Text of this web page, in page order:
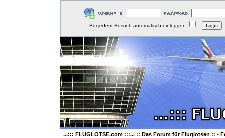
Bei jedem Besuch automatisch einloggen
...::: FLUGLOTSE.com :::... :: Das Forum für Fluglotsen :: -